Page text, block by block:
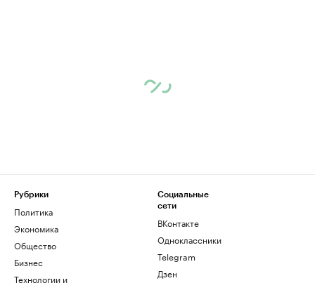
Рубрики
Политика
Экономика
Общество
Бизнес
Технологии и
Социальные
сети
ВКонтакте
Одноклассники
Telegram
Дзен